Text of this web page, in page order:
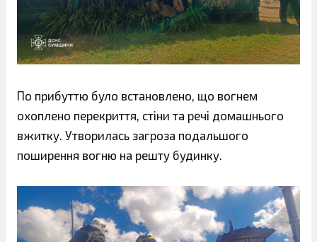
По прибуттю було встановлено, що вогнем
охоплено перекриття, стіни та речі домашнього
вжитку. Утворилась загроза подальшого
поширення вогню на решту будинку.